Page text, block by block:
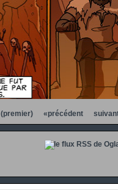
(premier) «précédent